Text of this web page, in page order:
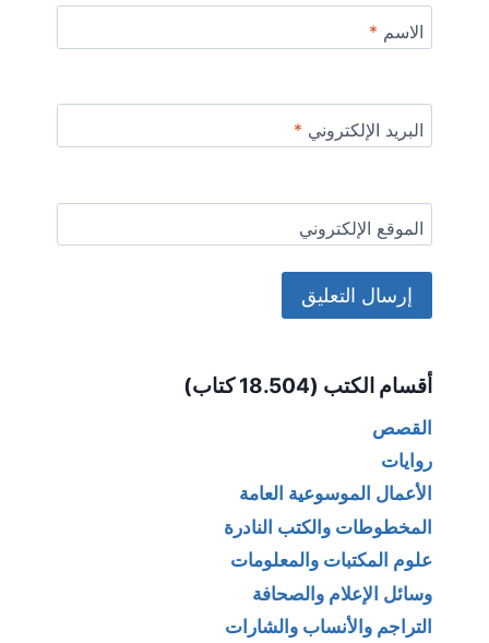
الاسم *
البريد الإلكتروني *
الموقع الإلكتروني
أقسام الكتب (18.504 كتاب)
القصص
روايات
الأعمال الموسوعية العامة
المخطوطات والكتب النادرة
علوم المكتبات والمعلومات
وسائل الإعلام والصحافة
التراجم والأنساب والشارات